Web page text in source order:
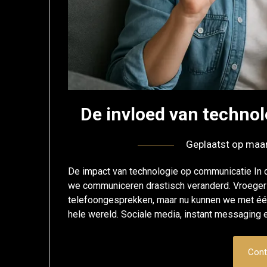
De invloed van
Geplaatst op
De impact van technologie op communicatie
we communiceren drastisch veranderd.
telefoongesprekken, maar nu kunnen we met
hele wereld. Sociale media, instant